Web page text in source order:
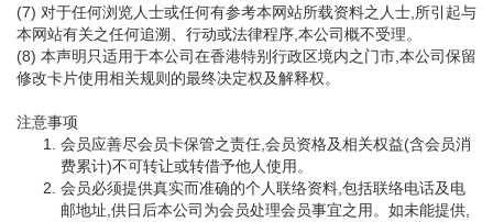
(7) 对于任何浏览人士或任何有参考本网站所载资料之人士,所引起与
本网站有关之任何追溯、行动或法律程序,本公司概不受理。
(8) 本声明只适用于本公司在香港特别行政区境内之门市,本公司保留
修改卡片使用相关规则的最终决定权及解释权。
注意事项
会员应善尽会员卡保管之责任,会员资格及相关权益(含会员消
费累计)不可转让或转借予他人使用。
会员必须提供真实而准确的个人联络资料,包括联络电话及电
邮地址,供日后本公司为会员处理会员事宜之用。如未能提供,